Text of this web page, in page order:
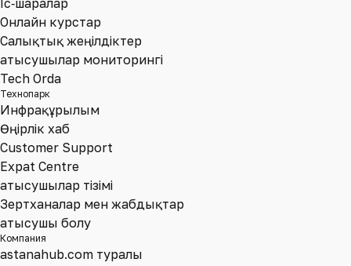
Іс‑шаралар
Онлайн курстар
Салықтық жеңілдіктер
Қатысушылар мониторингі
Tech Orda
Технопарк
Инфрақұрылым
Өңірлік хаб
Customer Support
Expat Centre
Қатысушылар тізімі
Зертханалар мен жабдықтар
Қатысушы болу
Компания
astanahub.com туралы